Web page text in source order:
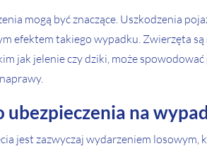
mogą być znaczące. Uszkodzenia
efektem takiego wypadku. Zwierzęta
jak jelenie czy dziki, może
ubezpieczenia na
jest zazwyczaj wydarzeniem